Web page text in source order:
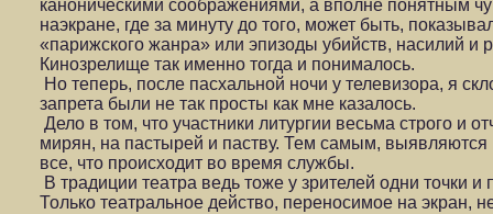
каноническими соображениями, а вполне понятным
наэкране, где за минуту до того, может быть,
«парижского жанра» или эпизоды убийств, насилий и
Кинозрелище так именно тогда и понималось.
Но теперь, после пасхальной ночи у телевизора, я
запрета были не так просты как мне казалось.
Дело в том, что участники литургии весьма строго и
мирян, на пастырей и паству. Тем самым, выявляются
все, что происходит во время службы.
В традиции театра ведь тоже у зрителей одни точки
Только театральное действо, переносимое на экран,